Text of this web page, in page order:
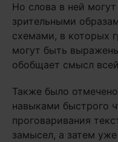
Но слова в ней
зрительными
схемами, в которых
могут быть
обобщает смысл
Также было
навыками быстрого
проговаривания
замысел, а затем